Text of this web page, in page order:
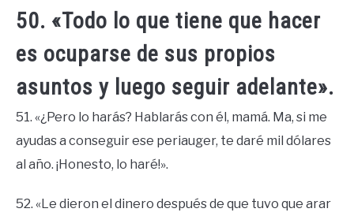
50. «Todo lo que tiene que hacer
es ocuparse de sus propios
asuntos y luego seguir adelante».
51. «¿Pero lo harás? Hablarás con él, mamá. Ma, si me
ayudas a conseguir ese periauger, te daré mil dólares
al año. ¡Honesto, lo haré!».
52. «Le dieron el dinero después de que tuvo que arar